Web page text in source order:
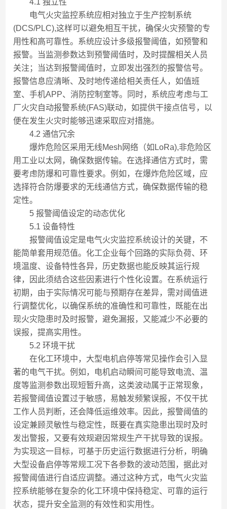
4.1 独立性
电气火灾监控系统应相对独立于生产控制系统
(DCS/PLC),这样可以避免相互干扰，确保火灾预警的专
用性和高可靠性。系统应设计多级报警阈值，如预警和
报警。当监测参数达到预警阈值时，及时提醒相关人员
关注；当达到报警阈值时，立即发出强烈的报警信号。
报警信息应清晰、及时地传递给相关责任人，如值班
室、手机APP、消防控制室等。同时，系统应考虑与工
厂火灾自动报警系统(FAS)联动，如提供干接点信号，以
便在发生火灾时能够迅速采取应对措施。
4.2 通信冗余
爆炸危险区采用无线Mesh网络（如LoRa),非危险区
用工业以太网，确保数据传输。在选择通信方式时，需
要考虑防爆和可靠性要求。例如，在爆炸危险区域，应
选择符合防爆要求的无线通信方式，确保数据传输的稳
定性。
5 报警阈值设定的动态优化
5.1 设备特性
报警阈值设定是电气火灾监控系统设计的关键，不
能简单套用规范值。化工企业每个回路的实际负荷、环
境温度、设备特性各异，历史数据也能反映其运行规
律，因此须结合这些因素进行个性化设置。在系统运行
初期，由于实际情况可能与预期存在差异，需对阈值进
行调整优化，以确保系统的准确性和可靠性，既能在出
现火灾隐患时及时报警，避免漏报，又能减少不必要的
误报，提高实用性。
5.2 环境干扰
在化工环境中，大型电机启停等常见操作会引入显
著的电气干扰。例如，电机启动瞬间可能导致电流、温
度等监测参数出现短暂升高，这类波动属于正常现象，
若报警阈值设置过于敏感，易触发频繁误报，不仅干扰
工作人员判断，还会降低运维效率。因此，报警阈值的
设定兼顾灵敏性与稳定性，既要在真实隐患出现时及时
发出警报，又要有效规避因常规生产干扰导致的误报。
为实现这一目标，可基于历史运行数据进行分析，明确
大型设备启停等常规工况下各参数的波动范围，据此对
报警阈值进行自适应调整。通过这种方式，电气火灾监
控系统能够在复杂的化工环境中保持稳定、可靠的运行
状态，提升安全监测的有效性和实用性。